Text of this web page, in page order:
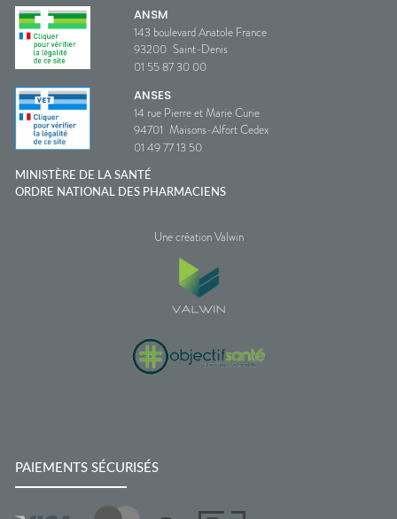
ANSM
143 boulevard Anatole France
93200 Saint-Denis
01 55 87 30 00
ANSES
14 rue Pierre et Marie Curie
94701 Maisons-Alfort Cedex
01 49 77 13 50
MINISTÈRE DE LA SANTÉ
ORDRE NATIONAL DES PHARMACIENS
Une création Valwin
PAIEMENTS SÉCURISÉS